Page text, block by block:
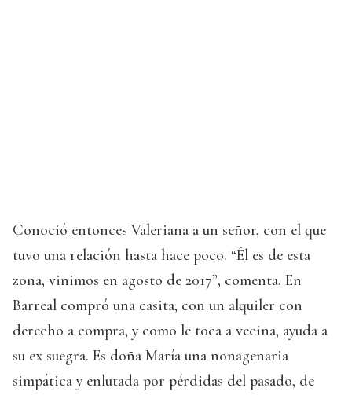
Conoció entonces Valeriana a un señor, con el que
tuvo una relación hasta hace poco. “Él es de esta
zona, vinimos en agosto de 2017”, comenta. En
Barreal compró una casita, con un alquiler con
derecho a compra, y como le toca a vecina, ayuda a
su ex suegra. Es doña María una nonagenaria
simpática y enlutada por pérdidas del pasado, de